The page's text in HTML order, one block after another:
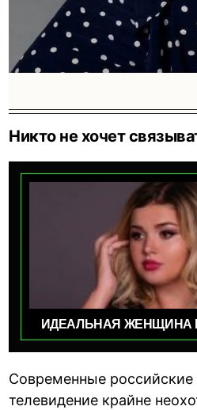
Никто не хочет
ИДЕАЛЬНАЯ ЖЕНЩИНА
Современные
телевидение крайне